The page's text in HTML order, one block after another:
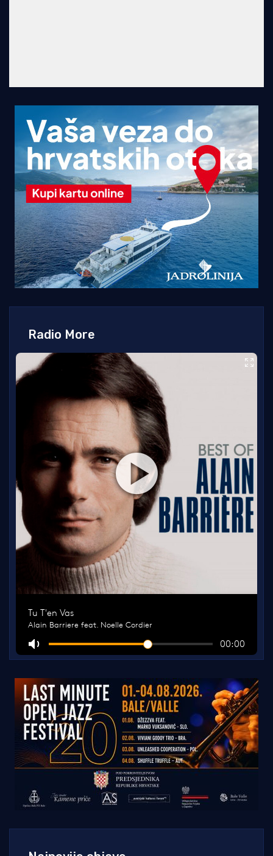
Radio More